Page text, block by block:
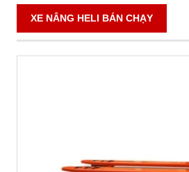
XE NÂNG HELI BÁN CHẠY